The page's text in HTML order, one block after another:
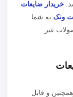
خریدار ضایعات
ونک به شما
غیر
و قابل